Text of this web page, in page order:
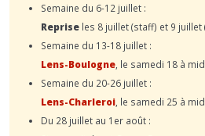
Semaine du 6-12 juillet :
Reprise les 8 juillet (staff) et 9 juillet
Semaine du 13-18 juillet :
Lens-Boulogne , le samedi 18 à
Semaine du 20-26 juillet :
Lens-Charleroi , le samedi 25 à
Du 28 juillet au 1er août :